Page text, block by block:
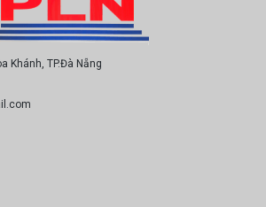
Khánh, TP.Đà Nẵng